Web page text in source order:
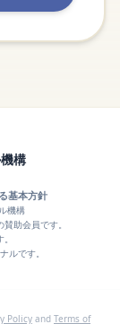
構
基本方針
機構
助会員です。
ルです。
Policy and Terms of